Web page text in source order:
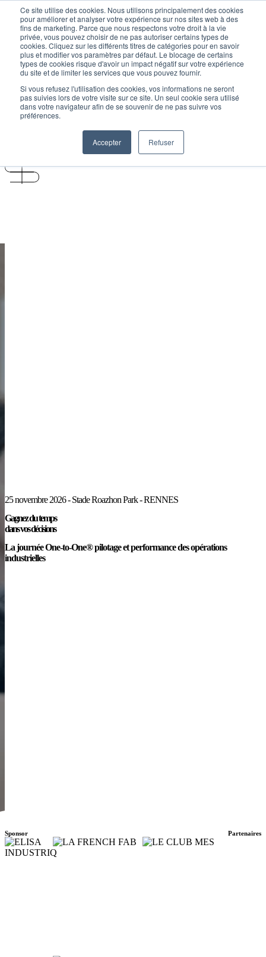
Ce site utilise des cookies. Nous utilisons principalement des cookies
pour améliorer et analyser votre expérience sur nos sites web à des
fins de marketing. Parce que nous respectons votre droit à la vie
privée, vous pouvez choisir de ne pas autoriser certains types de
cookies. Cliquez sur les différents titres de catégories pour en savoir
plus et modifier vos paramètres par défaut. Le blocage de certains
types de cookies risque d'avoir un impact négatif sur votre expérience
du site et de limiter les services que vous pouvez fournir.
Si vous refusez l'utilisation des cookies, vos informations ne seront
pas suivies lors de votre visite sur ce site. Un seul cookie sera utilisé
dans votre navigateur afin de se souvenir de ne pas suivre vos
préférences.
Accepter Refuser
Skip to content
Votre journée
Démos
Programme
25 novembre 2026 - Stade Roazhon Park - RENNES
Gagnez du temps
dans vos décisions
La journée One-to-One® pilotage et performance des opérations
industrielles
Sponsor Partenaires